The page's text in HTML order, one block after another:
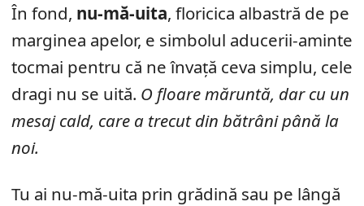
În fond, nu-mă-uita, floricica albastră de pe
marginea apelor, e simbolul aducerii-aminte
tocmai pentru că ne învață ceva simplu, cele
dragi nu se uită. O floare măruntă, dar cu un
mesaj cald, care a trecut din bătrâni până la
noi.
Tu ai nu-mă-uita prin grădină sau pe lângă